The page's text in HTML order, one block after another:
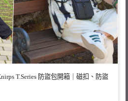
T.Series 防盜包開箱｜磁扣、防盜